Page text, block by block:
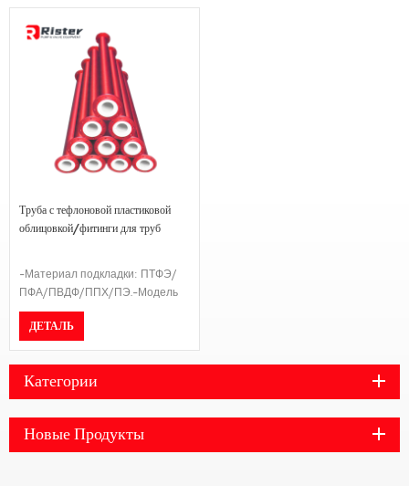
Труба с тефлоновой пластиковой
облицовкой/фитинги для труб
-Материал подкладки: ПТФЭ/
ПФА/ПВДФ/ППХ/ПЭ.-Модель
соединения: Фланец-Стандарт
фланца:ГБ/ДИН/АНСИ Б16.5/
ДЖИС 10К-Класс давления:
PN16/PN10-Длина может быть
изменена по желанию клиента.
ДЕТАЛЬ
Категории
Новые Продукты